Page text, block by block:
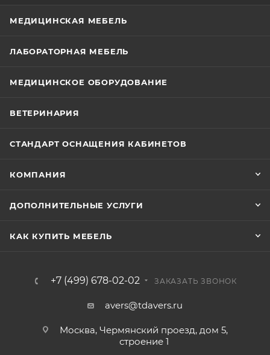
МЕДИЦИНСКАЯ МЕБЕЛЬ
ЛАБОРАТОРНАЯ МЕБЕЛЬ
МЕДИЦИНСКОЕ ОБОРУДОВАНИЕ
ВЕТЕРИНАРИЯ
СТАНДАРТ ОСНАЩЕНИЯ КАБИНЕТОВ
КОМПАНИЯ
ДОПОЛНИТЕЛЬНЫЕ УСЛУГИ
КАК КУПИТЬ МЕБЕЛЬ
+7 (499) 678-02-02 ЗАКАЗАТЬ ЗВОНОК
avers@tdavers.ru
Москва, Чермянский проезд, дом 5,
строение 1